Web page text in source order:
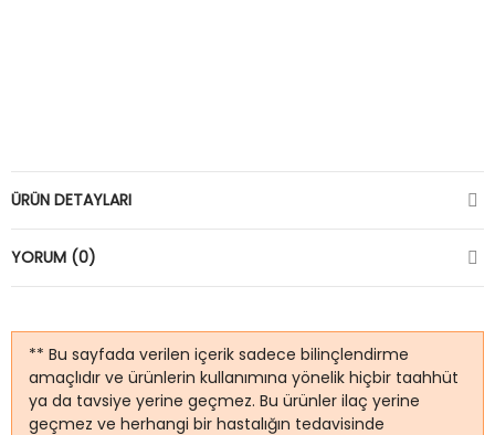
ÜRÜN DETAYLARI
YORUM (0)
** Bu sayfada verilen içerik sadece bilinçlendirme
amaçlıdır ve ürünlerin kullanımına yönelik hiçbir taahhüt
ya da tavsiye yerine geçmez. Bu ürünler ilaç yerine
geçmez ve herhangi bir hastalığın tedavisinde